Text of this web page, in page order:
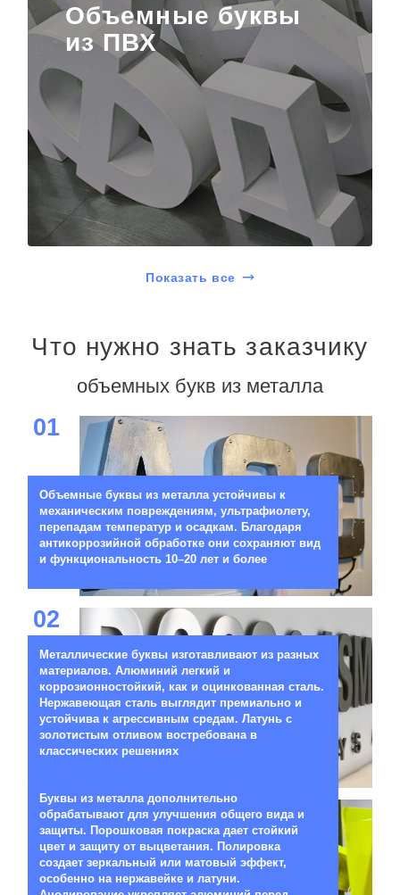
Объемные буквы
из ПВХ
Показать все
Что нужно знать заказчику
объемных букв из металла
01
Объемные буквы из металла устойчивы к
механическим повреждениям, ультрафиолету,
перепадам температур и осадкам. Благодаря
антикоррозийной обработке они сохраняют вид
и функциональность 10–20 лет и более
02
Металлические буквы изготавливают из разных
материалов. Алюминий легкий и
коррозионностойкий, как и оцинкованная сталь.
Нержавеющая сталь выглядит премиально и
устойчива к агрессивным средам. Латунь с
золотистым отливом востребована в
классических решениях
03
Буквы из металла дополнительно
обрабатывают для улучшения общего вида и
защиты. Порошковая покраска дает стойкий
цвет и защиту от выцветания. Полировка
создает зеркальный или матовый эффект,
особенно на нержавейке и латуни.